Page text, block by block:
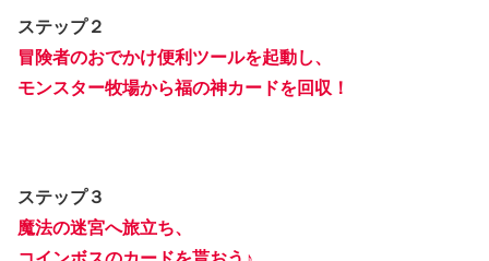
ステップ２
冒険者のおでかけ便利ツールを起動し、
モンスター牧場から福の神カードを回収！
ステップ３
魔法の迷宮へ旅立ち、